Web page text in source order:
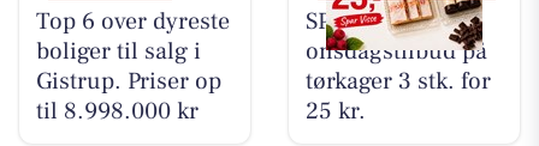
Top 6 over dyreste
boliger til salg i
Gistrup. Priser op
til 8.998.000 kr
SPAR Visse har
onsdagstilbud på
tørkager 3 stk. for
25 kr.